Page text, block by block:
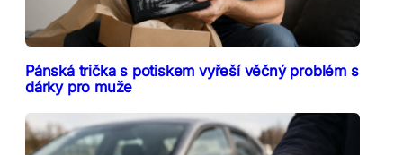
Pánská trička s potiskem vyřeší věčný problém s
dárky pro muže